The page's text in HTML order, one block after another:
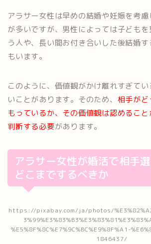
アラサー女性は早めの結婚や妊娠を考
が多いですが、男性によっては子ども
う人や、長い間お付き合いした後結婚
もいます。
このように、価値観がかけ離れすぎて
いことがあります。そのため、 相手がど
もっているか、その価値観は認めるこ
判断する必要があります。
アラサー女性が婚活で相手
どこまでするべきか
https://pixabay.com/ja/photos/
%E5%8F%8C%E7%9C%BC%E9%8F%A1-
1846437/